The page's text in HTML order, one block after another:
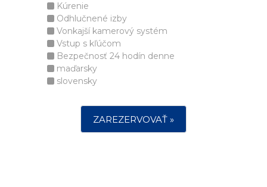
Kúrenie
Odhlučnené izby
Vonkajší kamerový systém
Vstup s kľúčom
Bezpečnosť 24 hodín denne
maďarsky
slovensky
ZAREZERVOVAŤ »